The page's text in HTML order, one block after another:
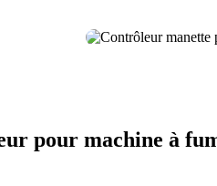
pour machine à